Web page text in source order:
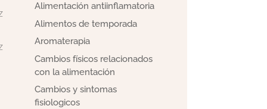
Alimentación antiinflamatoria
Alimentos de temporada
Aromaterapia
Cambios físicos relacionados
con la alimentación
Cambios y sintomas
fisiologicos